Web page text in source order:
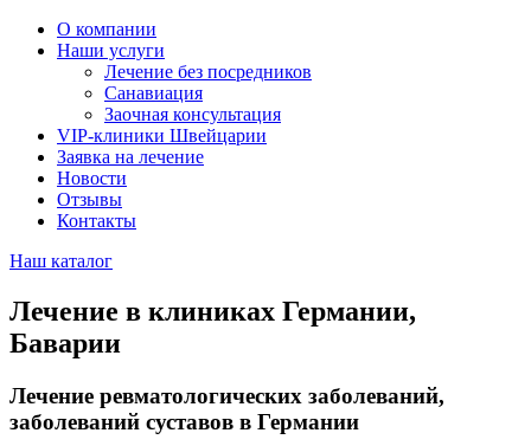
Sidebar
О компании
Наши услуги
Лечение без посредников
Санавиация
Заочная консультация
VIP-клиники Швейцарии
Заявка на лечение
Новости
Отзывы
Контакты
Наш каталог
Лечение в клиниках Германии,
Баварии
Лечение ревматологических заболеваний,
заболеваний суставов в Германии